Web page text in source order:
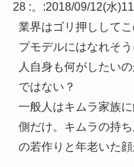
28 :。 :2018/09/12(水
業界はゴリ押しして
プモデルにはなれそ
人自身も何がしたい
ではない？
一般人はキムラ家族
側だけ。キムラの持
の若作りと年老いた顔